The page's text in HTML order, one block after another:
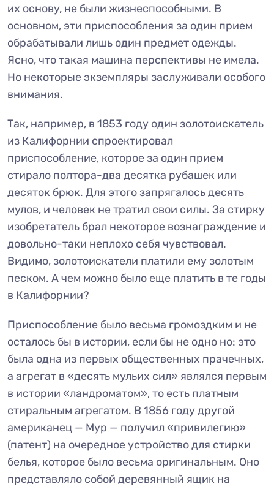
их основу, не были жизнеспособными. В
основном, эти приспособления за один прием
обрабатывали лишь один предмет одежды.
Ясно, что такая машина перспективы не имела.
Но некоторые экземпляры заслуживали особого
внимания.
Так, например, в 1853 году один золотоискатель
из Калифорнии спроектировал
приспособление, которое за один прием
стирало полтора-два десятка рубашек или
десяток брюк. Для этого запрягалось десять
мулов, и человек не тратил свои силы. За стирку
изобретатель брал некоторое вознаграждение и
довольно-таки неплохо себя чувствовал.
Видимо, золотоискатели платили ему золотым
песком. А чем можно было еще платить в те годы
в Калифорнии?
Приспособление было весьма громоздким и не
осталось бы в истории, если бы не одно но: это
была одна из первых общественных прачечных,
а агрегат в «десять мульих сил» являлся первым
в истории «ландроматом», то есть платным
стиральным агрегатом. В 1856 году другой
американец — Мур — получил «привилегию»
(патент) на очередное устройство для стирки
белья, которое было весьма оригинальным. Оно
представляло собой деревянный ящик на